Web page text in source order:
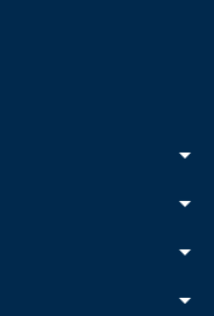
arrow_drop_down
arrow_drop_down
arrow_drop_down
arrow_drop_down